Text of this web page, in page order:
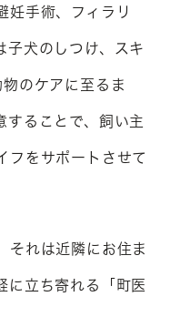
妊手術、フィラリ
子犬のしつけ、スキ
物のケアに至るま
することで、飼い主
フをサポートさせて
それは近隣にお住ま
に立ち寄れる「町医